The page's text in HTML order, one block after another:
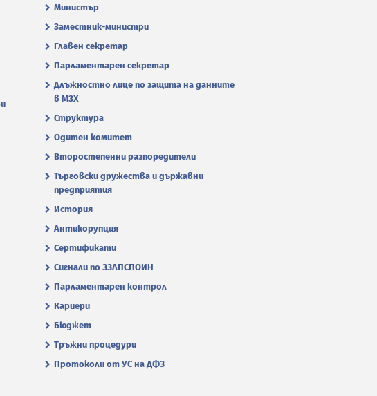
Министър
Заместник-министри
Главен секретар
Парламентарен секретар
Длъжностно лице по защита на данните
в МЗХ
Структура
Одитен комитет
Второстепенни разпоредители
Търговски дружества и държавни
предприятия
История
Антикорупция
Сертификати
Сигнали по ЗЗЛПСПОИН
Парламентарен контрол
Кариери
Бюджет
Тръжни процедури
Протоколи от УС на ДФЗ